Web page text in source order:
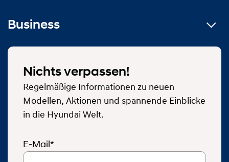
Business
Nichts verpassen!
Regelmäßige Informationen zu neuen
Modellen, Aktionen und spannende Einblicke
in die Hyundai Welt.
E-Mail*